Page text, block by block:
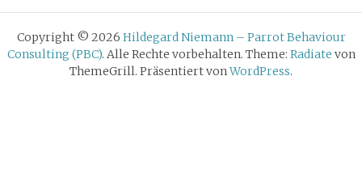
Copyright © 2026 Hildegard Niemann – Parrot Behaviour
Consulting (PBC). Alle Rechte vorbehalten. Theme: Radiate von
ThemeGrill. Präsentiert vonWordPress.